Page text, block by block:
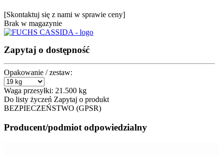
[Skontaktuj się z nami w sprawie ceny]
Brak w magazynie
Zapytaj o dostępność
Opakowanie / zestaw:
Waga przesyłki: 21.500 kg
Do listy życzeń Zapytaj o produkt
BEZPIECZEŃSTWO (GPSR)
Producent/podmiot odpowiedzialny